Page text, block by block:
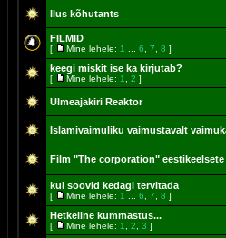
Ilus kõhutants
FILMID
[ Mine lehele: 1 6 7 8 ]
keegi miskit ise ka kirjutab?
[ Mine lehele: 1 2 ]
Ulmeajakiri Reaktor
Islamivaimuliku vaimustavalt
Film "The corporation"
kui soovid kedagi tervitada
[ Mine lehele: 1 6 7 8 ]
Hetkeline kummastus...
[ Mine lehele: 1 2 3 ]